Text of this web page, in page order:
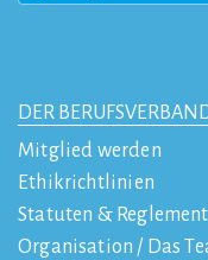
DER
Mitglied werden
Ethikrichtlinien
Statuten &
Organisation / Das